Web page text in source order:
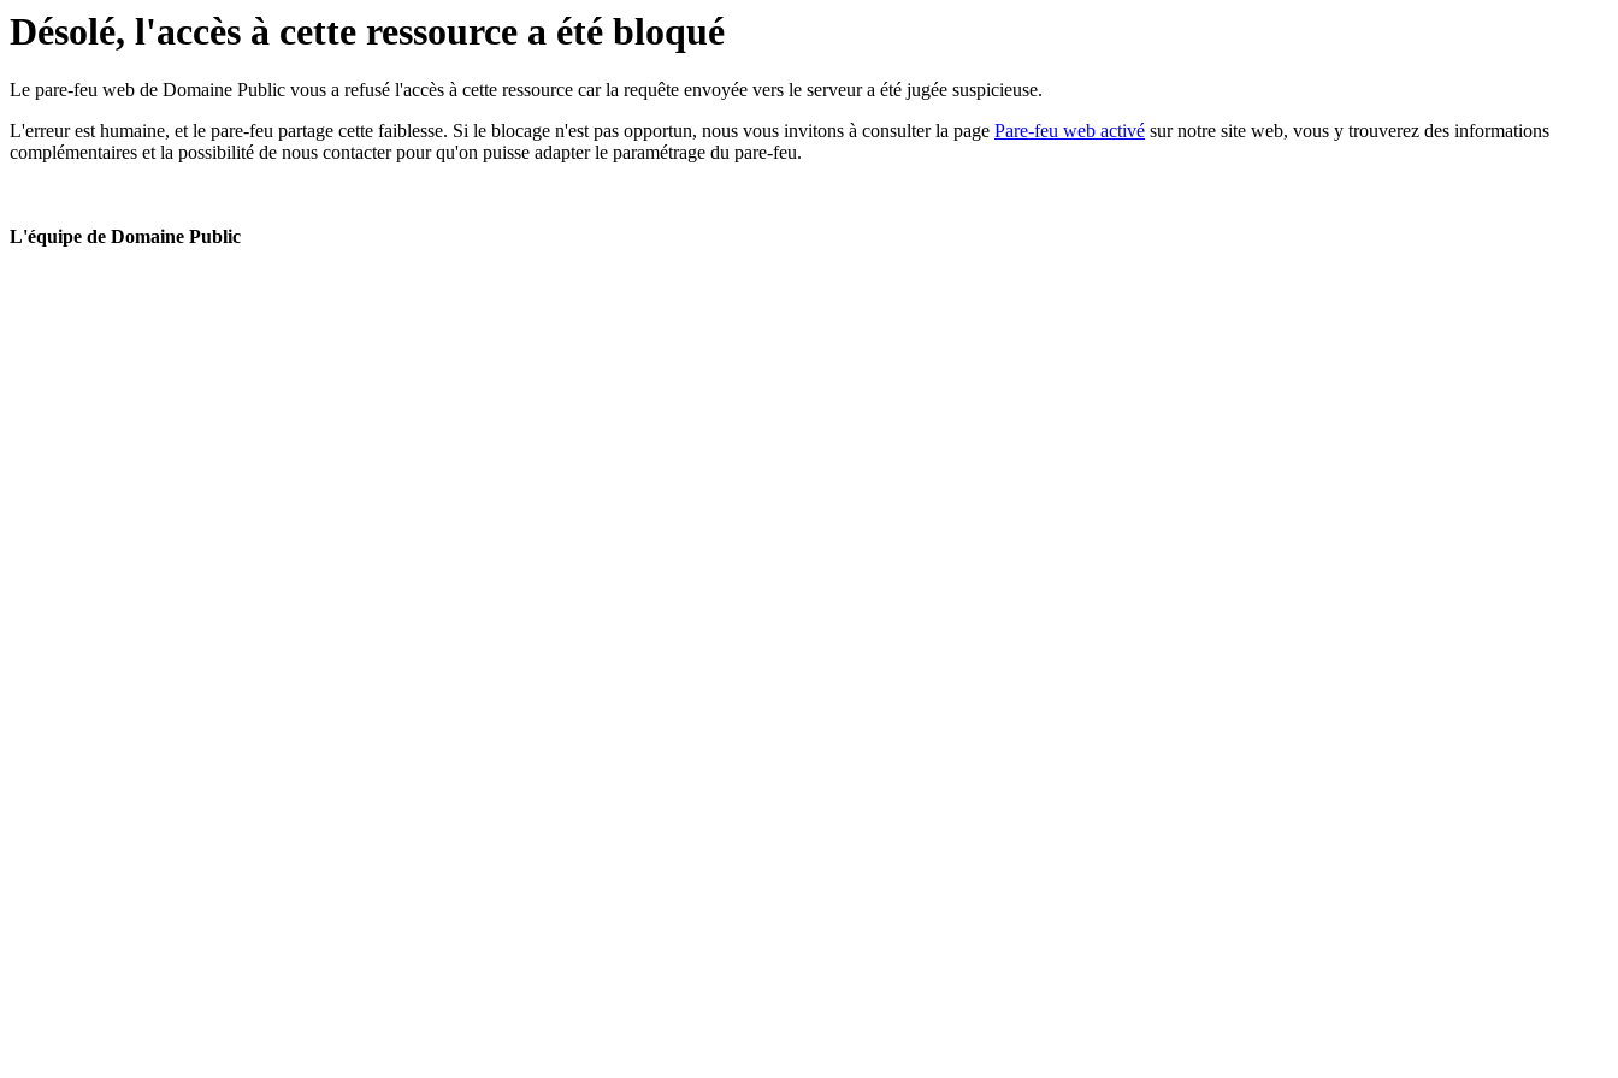
Désolé, l'accès à cette ressource a été bloqué
Le pare-feu web de Domaine Public vous a refusé l'accès à cette ressource car la requête envoyée vers le serveur a été jugée suspicieuse.
L'erreur est humaine, et le pare-feu partage cette faiblesse. Si le blocage n'est pas opportun, nous vous invitons à consulter la page Pare-feu web activé sur notre site web, vous y trouverez des informations
complémentaires et la possibilité de nous contacter pour qu'on puisse adapter le paramétrage du pare-feu.
L'équipe de Domaine Public